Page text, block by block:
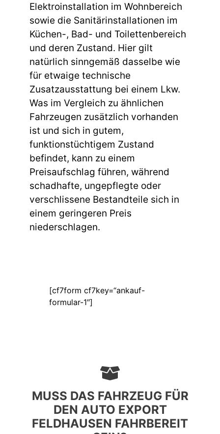
Elektroinstallation im Wohnbereich
sowie die Sanitärinstallationen im
Küchen-, Bad- und Toilettenbereich
und deren Zustand. Hier gilt
natürlich sinngemäß dasselbe wie
für etwaige technische
Zusatzausstattung bei einem Lkw.
Was im Vergleich zu ähnlichen
Fahrzeugen zusätzlich vorhanden
ist und sich in gutem,
funktionstüchtigem Zustand
befindet, kann zu einem
Preisaufschlag führen, während
schadhafte, ungepflegte oder
verschlissene Bestandteile sich in
einem geringeren Preis
niederschlagen.
[cf7form cf7key=“ankauf-
formular-1″]
MUSS DAS FAHRZEUG FÜR
DEN AUTO EXPORT
FELDHAUSEN FAHRBEREIT